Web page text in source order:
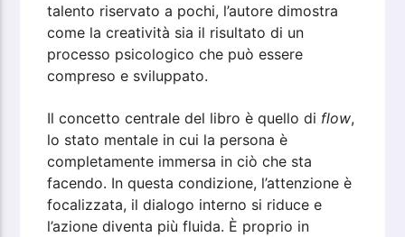
talento riservato a pochi, l’autore dimostra
come la creatività sia il risultato di un
processo psicologico che può essere
compreso e sviluppato.
Il concetto centrale del libro è quello di flow,
lo stato mentale in cui la persona è
completamente immersa in ciò che sta
facendo. In questa condizione, l’attenzione è
focalizzata, il dialogo interno si riduce e
l’azione diventa più fluida. È proprio in